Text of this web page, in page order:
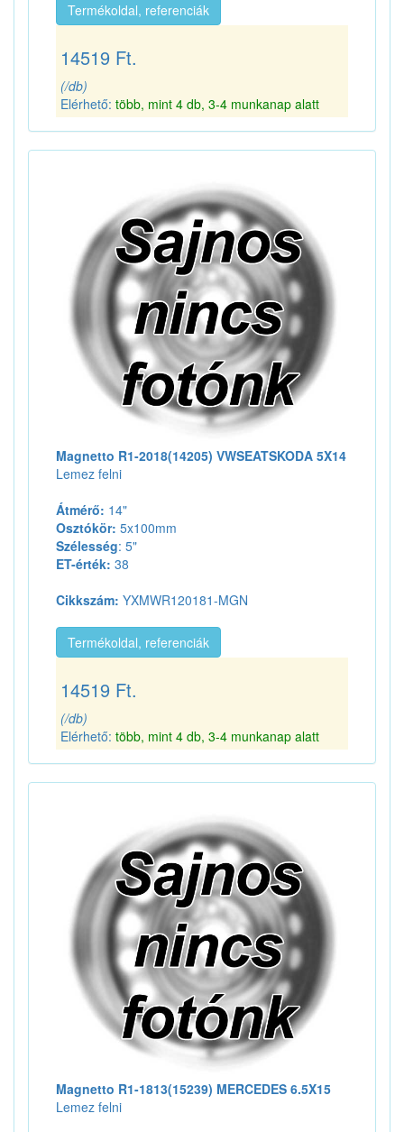
Termékoldal, referenciák
14519 Ft.
(/db)
Elérhető: több, mint 4 db, 3-4 munkanap alatt
Magnetto R1-2018(14205) VWSEATSKODA 5X14
Lemez felni
Átmérő: 14"
Osztókör: 5x100mm
Szélesség: 5"
ET-érték: 38
Cikkszám: YXMWR120181-MGN
Termékoldal, referenciák
14519 Ft.
(/db)
Elérhető: több, mint 4 db, 3-4 munkanap alatt
Magnetto R1-1813(15239) MERCEDES 6.5X15
Lemez felni